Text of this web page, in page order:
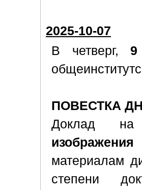
2025-10-07
В четверг, 9
ПОВЕСТКА
Доклад
материалам
степени